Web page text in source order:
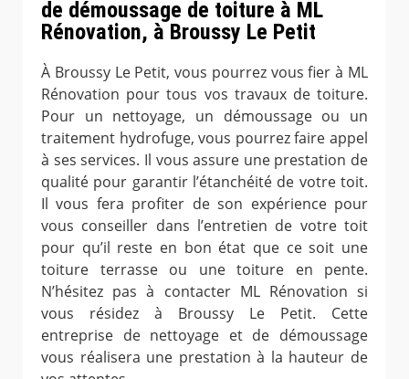
de démoussage de toiture à ML
Rénovation, à Broussy Le Petit
À Broussy Le Petit, vous pourrez vous fier à ML
Rénovation pour tous vos travaux de toiture.
Pour un nettoyage, un démoussage ou un
traitement hydrofuge, vous pourrez faire appel
à ses services. Il vous assure une prestation de
qualité pour garantir l’étanchéité de votre toit.
Il vous fera profiter de son expérience pour
vous conseiller dans l’entretien de votre toit
pour qu’il reste en bon état que ce soit une
toiture terrasse ou une toiture en pente.
N’hésitez pas à contacter ML Rénovation si
vous résidez à Broussy Le Petit. Cette
entreprise de nettoyage et de démoussage
vous réalisera une prestation à la hauteur de